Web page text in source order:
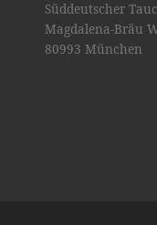
Süddeutscher
Magdalena-Bräu
80993 München